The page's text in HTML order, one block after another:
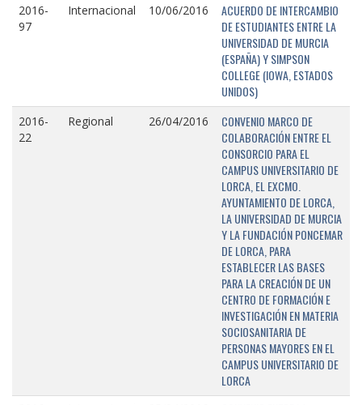
2016-
97
Internacional 10/06/2016
ACUERDO DE INTERCAMBIO
DE ESTUDIANTES ENTRE LA
UNIVERSIDAD DE MURCIA
(ESPAÑA) Y SIMPSON
COLLEGE (IOWA, ESTADOS
UNIDOS)
2016-
22
Regional 26/04/2016
CONVENIO MARCO DE
COLABORACIÓN ENTRE EL
CONSORCIO PARA EL
CAMPUS UNIVERSITARIO DE
LORCA, EL EXCMO.
AYUNTAMIENTO DE LORCA,
LA UNIVERSIDAD DE MURCIA
Y LA FUNDACIÓN PONCEMAR
DE LORCA, PARA
ESTABLECER LAS BASES
PARA LA CREACIÓN DE UN
CENTRO DE FORMACIÓN E
INVESTIGACIÓN EN MATERIA
SOCIOSANITARIA DE
PERSONAS MAYORES EN EL
CAMPUS UNIVERSITARIO DE
LORCA